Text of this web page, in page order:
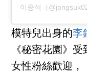
이종석（
模特兒出身的李
《秘密花園》
女性粉絲歡迎，